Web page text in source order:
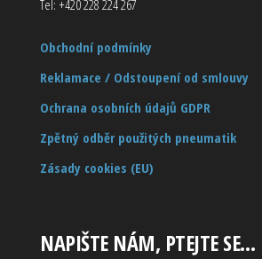
Tel: +420 228 224 267
Obchodní podmínky
Reklamace / Odstoupení od smlouvy
Ochrana osobních údajů GDPR
Zpětný odběr použitých pneumatik
Zásady cookies (EU)
NAPIŠTE NÁM, PTEJTE SE…